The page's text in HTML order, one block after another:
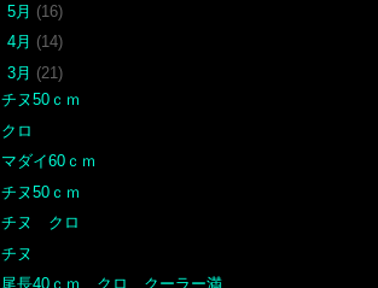
5月 (16)
4月 (14)
3月 (21)
チヌ50ｃｍ
クロ
マダイ60ｃｍ
チヌ50ｃｍ
チヌ クロ
チヌ
尾長40ｃｍ クロ クーラー満